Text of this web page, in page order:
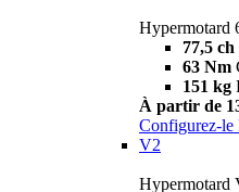
Hypermotard
77,5 ch
63 Nm
151 kg
À partir de
Configurez-le
V2
Hypermotard